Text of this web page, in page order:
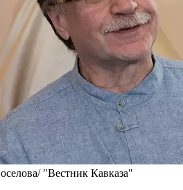
"Вестник Кавказа"